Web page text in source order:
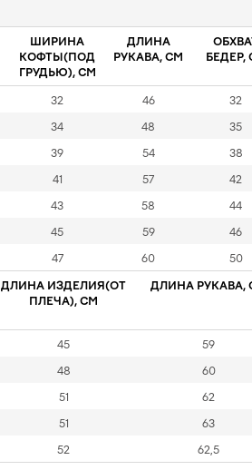
ШИРИНА
КОФТЫ(ПОД
ГРУДЬЮ), СМ
ДЛИНА
РУКАВА, СМ
БЕДЕР,
32 46 32
34 48 35
39 54 38
41 57 42
43 58 44
45 59 46
47 60 50
ДЛИНА ИЗДЕЛИЯ(ОТ
ПЛЕЧА), СМ
ДЛИНА РУКАВА,
45 59
48 60
51 62
51 63
52 62,5